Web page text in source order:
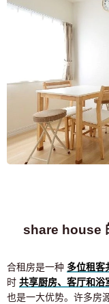
share house
合租房是一种 多位租客
时 共享厨房、客厅和浴
也是一大优势。许多房